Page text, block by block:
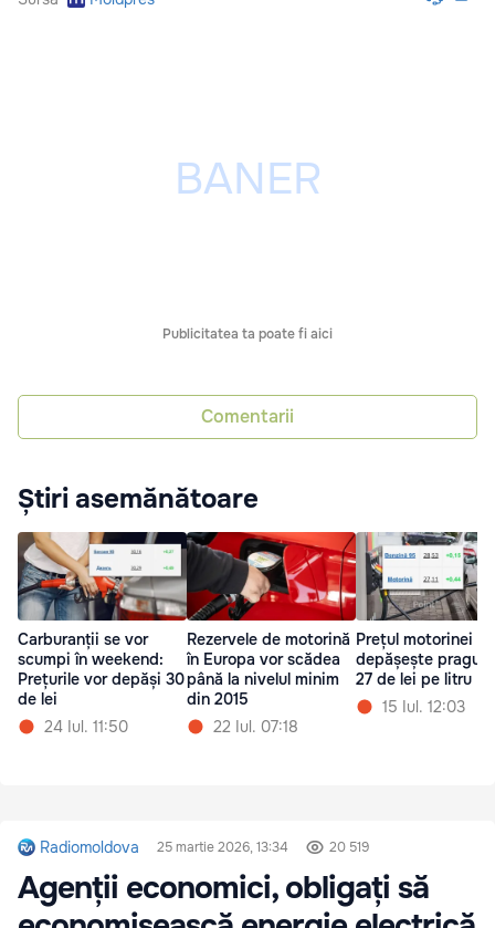
Publicitatea ta poate fi aici
Comentarii
Știri asemănătoare
Carburanții se vor
scumpi în weekend:
Prețurile vor depăși 30
de lei
24 Iul. 11:50
Rezervele de motorină
în Europa vor scădea
până la nivelul minim
din 2015
22 Iul. 07:18
Prețul motorinei
depășește pragul
27 de lei pe litru
15 Iul. 12:03
Radiomoldova 25 martie 2026, 13:34 20 519
Agenții economici, obligați să